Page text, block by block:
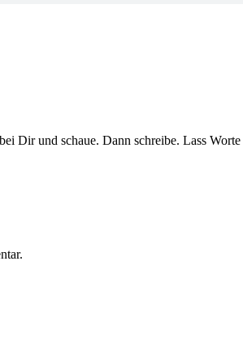
Dir und schaue. Dann schreibe. Lass